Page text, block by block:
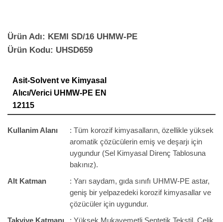
Ürün Adı: KEMI SD/16 UHMW-PE
Ürün Kodu: UHSD659
Asit-Solvent ve Kimyasal
Alıcı/Verici UHMW-PE EN
12115
Kullanim Alanı
: Tüm korozif kimyasalların, özellikle yüksek
aromatik çözücülerin emiş ve deşarjı için
uygundur (Sel Kimyasal Direnç Tablosuna
bakınız).
Alt Katman
: Yarı saydam, gıda sınıfı UHMW-PE astar,
geniş bir yelpazedeki korozif kimyasallar ve
çözücüler için uygundur.
Takviye Katmanı
: Yüksek Mukavemetli Sentetik Tekstil, Çelik